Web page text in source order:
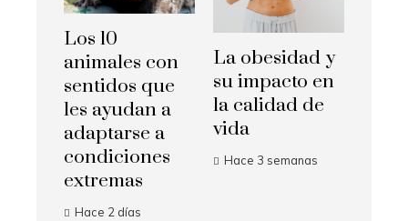
Los 10
animales con
sentidos que
les ayudan a
adaptarse a
condiciones
extremas
Hace 2 días
La obesidad y
su impacto en
la calidad de
vida
Hace 3 semanas